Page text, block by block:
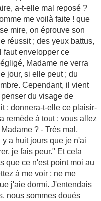
a-t-elle mal reposé ?
me voilà faite ! que
mire, on éprouve son
réussit ; des yeux battus,
faut envelopper ce
Madame ne verra
jour, si elle peut ; du
Cependant, il vient
du visage de
: donnera-t-elle ce plaisir-
remède à tout : vous allez
? - Très mal,
y a huit jours que je n'ai
je fais peur." Et cela
que ce n'est point moi au
à me voir ; ne me
j'aie dormi. J'entendais
nous sommes doués